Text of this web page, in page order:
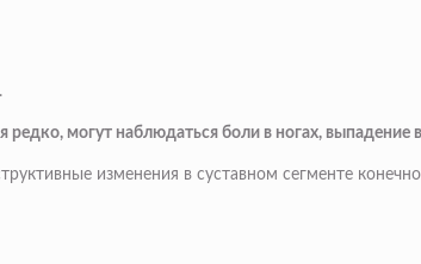
могут наблюдаться боли в ногах, выпадение
изменения в суставном сегменте